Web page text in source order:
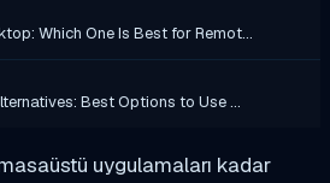
Which One Is Best for Remot…
Best Options to Use …
uygulamaları kadar